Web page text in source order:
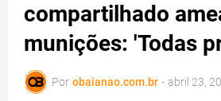
compartilhado
munições: 'Todas
Por obaianao.com.br - abril 23,